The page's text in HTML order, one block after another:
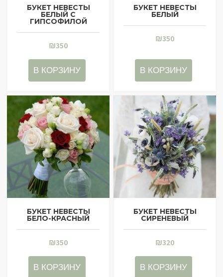
БУКЕТ НЕВЕСТЫ
БЕЛЫЙ С
ГИПСОФИЛОЙ
₪350
В КОРЗИНУ
БУКЕТ НЕВЕСТЫ
БЕЛЫЙ
₪350
В КОРЗИНУ
БУКЕТ НЕВЕСТЫ
БЕЛО-КРАСНЫЙ
₪350
В КОРЗИНУ
БУКЕТ НЕВЕСТЫ
СИРЕНЕВЫЙ
₪320
В КОРЗИНУ